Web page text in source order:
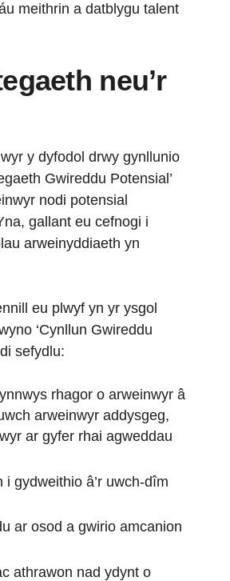
meithrin a datblygu talent
neu’r
y dyfodol drwy gynllunio
Gwireddu Potensial’
nodi potensial
gallant eu cefnogi i
arweinyddiaeth yn
eu plwyf yn yr ysgol
‘Cynllun Gwireddu
sefydlu:
rhagor o arweinwyr â
arweinwyr addysgeg,
ar gyfer rhai agweddau
gydweithio â’r uwch-dîm
ar osod a gwirio amcanion
athrawon nad ydynt o